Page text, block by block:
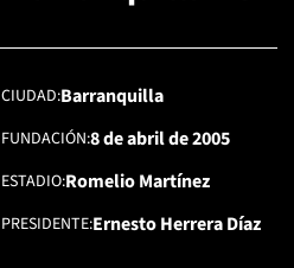
CIUDADBarranquilla
FUNDACIÓN8 de abril de 2005
ESTADIORomelio Martínez
PRESIDENTEErnesto Herrera Díaz